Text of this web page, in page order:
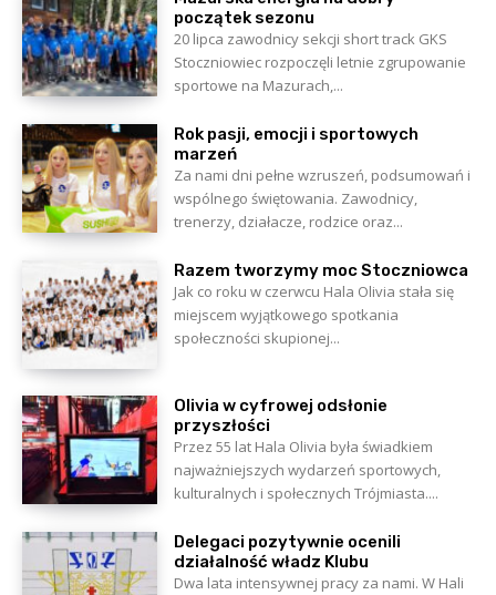
początek sezonu
20 lipca zawodnicy sekcji short track GKS
Stoczniowiec rozpoczęli letnie zgrupowanie
sportowe na Mazurach,...
Rok pasji, emocji i sportowych
marzeń
Za nami dni pełne wzruszeń, podsumowań i
wspólnego świętowania. Zawodnicy,
trenerzy, działacze, rodzice oraz...
Razem tworzymy moc Stoczniowca
Jak co roku w czerwcu Hala Olivia stała się
miejscem wyjątkowego spotkania
społeczności skupionej...
Olivia w cyfrowej odsłonie
przyszłości
Przez 55 lat Hala Olivia była świadkiem
najważniejszych wydarzeń sportowych,
kulturalnych i społecznych Trójmiasta....
Delegaci pozytywnie ocenili
działalność władz Klubu
Dwa lata intensywnej pracy za nami. W Hali